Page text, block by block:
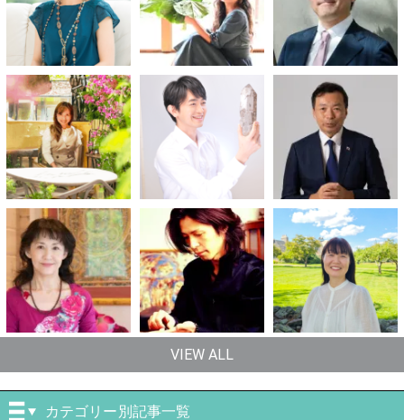
VIEW ALL
カテゴリー別記事一覧